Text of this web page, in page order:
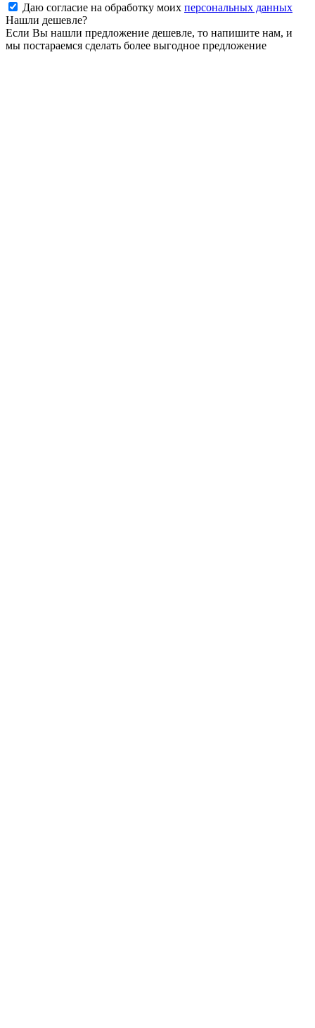
Даю согласие на обработку моих персональных данных
Нашли дешевле?
Если Вы нашли предложение дешевле, то напишите нам, и
мы постараемся сделать более выгодное предложение